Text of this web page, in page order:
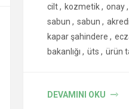
belirlediği kurallara
kozmetik ürünlerin
ürünler, bildirimi
cilt, kozmetik, onay,
sabun , sabun ,
kapar şahindere ,
bakanlığı , üts , ürün
DEVAMINI OKU